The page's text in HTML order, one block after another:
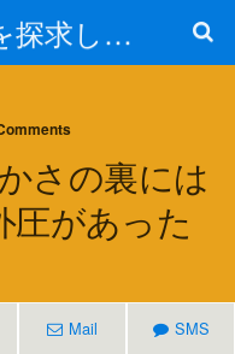
縄文と古代文明を探求しよう！
さの裏には
圧があった
Mail SMS